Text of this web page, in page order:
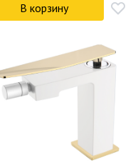
В корзину